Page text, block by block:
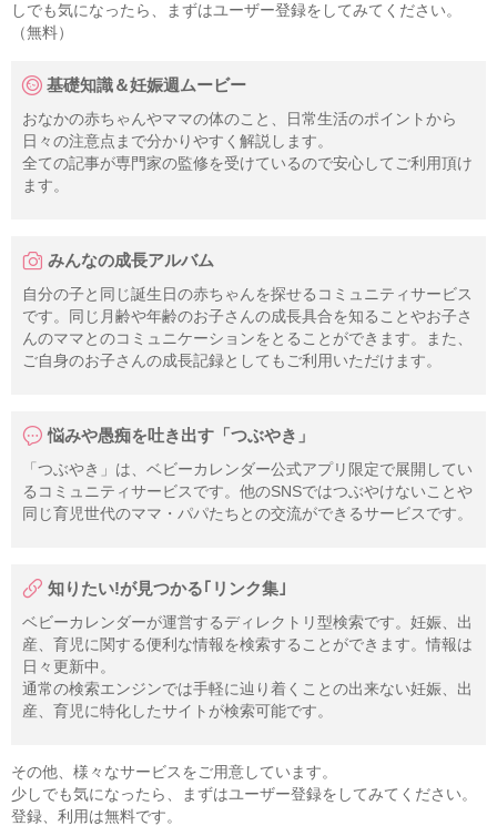
しでも気になったら、まずはユーザー登録をしてみてください。
（無料）
基礎知識＆妊娠週ムービー
おなかの赤ちゃんやママの体のこと、日常生活のポイントから
日々の注意点まで分かりやすく解説します。
全ての記事が専門家の監修を受けているので安心してご利用頂け
ます。
みんなの成長アルバム
自分の子と同じ誕生日の赤ちゃんを探せるコミュニティサービス
です。同じ月齢や年齢のお子さんの成長具合を知ることやお子さ
んのママとのコミュニケーションをとることができます。また、
ご自身のお子さんの成長記録としてもご利用いただけます。
悩みや愚痴を吐き出す「つぶやき」
「つぶやき」は、ベビーカレンダー公式アプリ限定で展開してい
るコミュニティサービスです。他のSNSではつぶやけないことや
同じ育児世代のママ・パパたちとの交流ができるサービスです。
知りたい!が見つかる｢リンク集｣
ベビーカレンダーが運営するディレクトリ型検索です。妊娠、出
産、育児に関する便利な情報を検索することができます。情報は
日々更新中。
通常の検索エンジンでは手軽に辿り着くことの出来ない妊娠、出
産、育児に特化したサイトが検索可能です。
その他、様々なサービスをご用意しています。
少しでも気になったら、まずはユーザー登録をしてみてください。
登録、利用は無料です。